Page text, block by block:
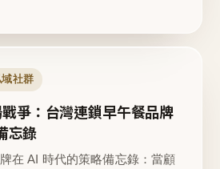
域社群
爭：台灣連鎖早午餐品牌
忘錄
在 AI 時代的策略備忘錄：當顧